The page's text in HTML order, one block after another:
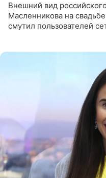
Внешний вид
Масленникова на
смутил пользователей